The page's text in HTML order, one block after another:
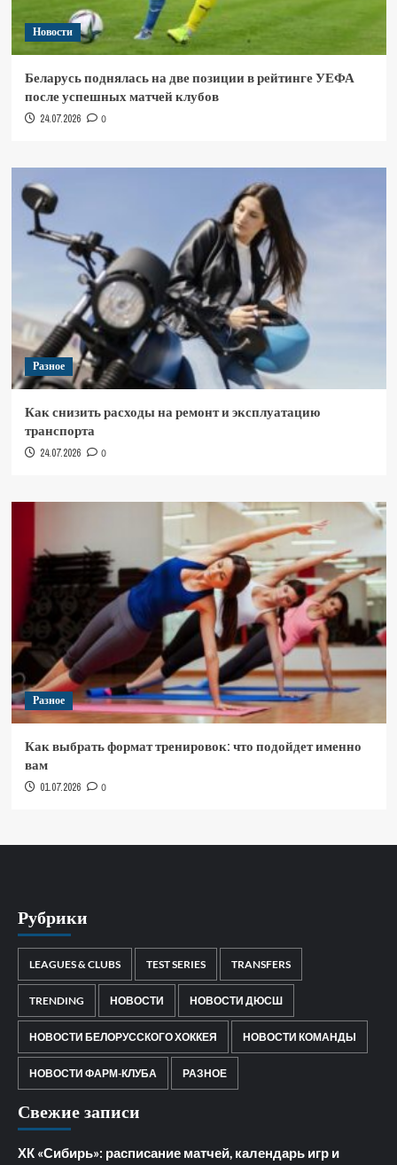
Новости
Беларусь поднялась на две позиции в рейтинге УЕФА
после успешных матчей клубов
24.07.2026 0
Разное
Как снизить расходы на ремонт и эксплуатацию
транспорта
24.07.2026 0
Разное
Как выбрать формат тренировок: что подойдет именно
вам
01.07.2026 0
Рубрики
LEAGUES & CLUBS TEST SERIES TRANSFERS
TRENDING НОВОСТИ НОВОСТИ ДЮСШ
НОВОСТИ БЕЛОРУССКОГО ХОККЕЯ НОВОСТИ КОМАНДЫ
НОВОСТИ ФАРМ-КЛУБА РАЗНОЕ
Свежие записи
ХК «Сибирь»: расписание матчей, календарь игр и